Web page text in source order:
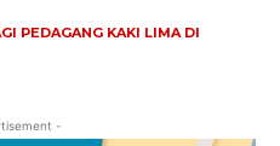
PEDAGANG KAKI LIMA DI
-